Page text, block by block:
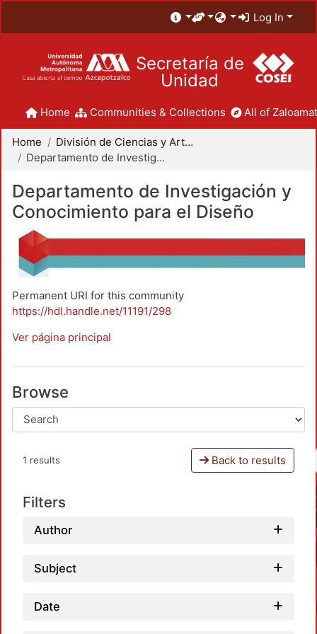
Log In
Secretaría de
Unidad
Home Communities & Collections All of
Home
División de Ciencias y Artes para el Diseño
Departamento de Investigación y Conocimiento para el Diseño
Departamento de Investigación y
Conocimiento para el Diseño
Permanent URI for this community
https://hdl.handle.net/11191/298
Ver página principal
Browse
1 results Back to results
Filters
Author
Subject
Date